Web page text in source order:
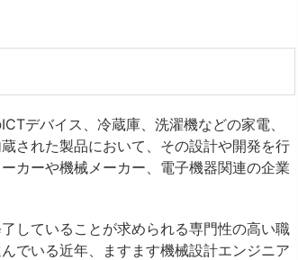
デバイス、冷蔵庫、洗濯機などの家電、
された製品において、その設計や開発を行
カーや機械メーカー、電子機器関連の企業
していることが求められる専門性の高い職
でいる近年、ますます機械設計エンジニア